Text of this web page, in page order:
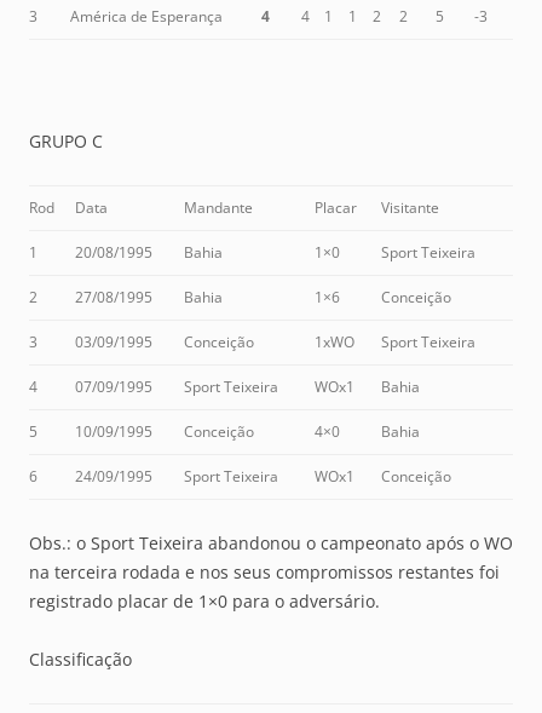
3 América de Esperança 4 4 1 1 2 2 5 -3
GRUPO C
Rod Data Mandante Placar Visitante
1 20/08/1995 Bahia 1×0 Sport Teixeira
2 27/08/1995 Bahia 1×6 Conceição
3 03/09/1995 Conceição 1xWO Sport Teixeira
4 07/09/1995 Sport Teixeira WOx1 Bahia
5 10/09/1995 Conceição 4×0 Bahia
6 24/09/1995 Sport Teixeira WOx1 Conceição
Obs.: o Sport Teixeira abandonou o campeonato após o WO
na terceira rodada e nos seus compromissos restantes foi
registrado placar de 1×0 para o adversário.
Classificação